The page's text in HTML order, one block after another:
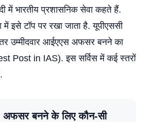
में भारतीय प्रशासनिक सेवा कहते हैं.
में इसे टॉप पर रखा जाता है. यूपीएससी
उम्मीदवार आईएएस अफसर बनने का
Post in IAS). इस सर्विस में कई स्तरों
बनने के लिए कौन-सी